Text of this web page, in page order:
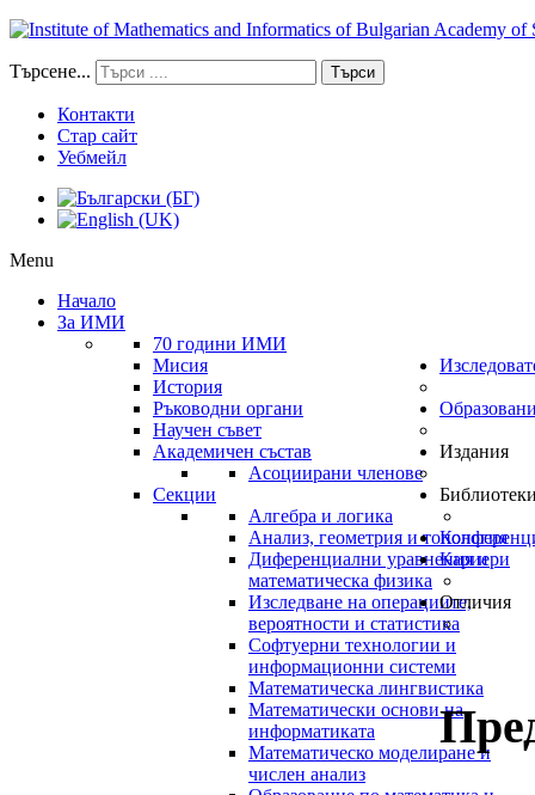
Търсене... Търси
Контакти
Стар сайт
Уебмейл
Menu
Начало
За ИМИ
70 години ИМИ
Мисия
История
Ръководни органи
Научен съвет
Академичен състав
Асоциирани членове
Секции
Алгебра и логика
Анализ, геометрия и топология
Диференциални уравнения и
математическа физика
Изследване на операциите,
вероятности и статистика
Софтуерни технологии и
информационни системи
Математическа лингвистика
Математически основи на
информатиката
Математическо моделиране и
числен анализ
Издания
Кариери
Отличия